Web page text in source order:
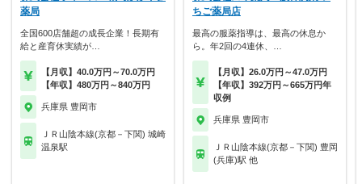
薬局
全国600店舗超の成長企業！長期有
給と産育休実績が…
【月収】40.0万円～70.0万円
【年収】480万円～840万円
兵庫県 豊岡市
ＪＲ山陰本線(京都－下関) 城崎
温泉駅
ちご薬局店
最高の服薬指導は、最高の休息か
ら。年2回の4連休、…
【月収】26.0万円～47.0万円
【年収】392万円～665万円年
収例
兵庫県 豊岡市
ＪＲ山陰本線(京都－下関) 豊岡
(兵庫)駅 他